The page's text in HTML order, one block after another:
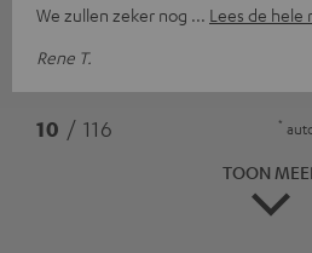
We zullen zeker nog
Lees de hele
Rene T.
10 / 116 *
TOON